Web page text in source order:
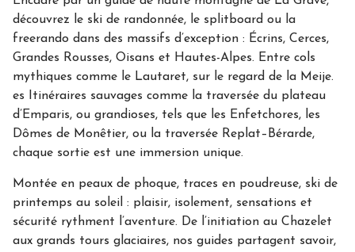
découvrez le ski de randonnée, le splitboard ou la
freerando dans des massifs d’exception : Écrins, Cerces,
Grandes Rousses, Oisans et Hautes-Alpes. Entre cols
mythiques comme le Lautaret, sur le regard de la Meije.
es Itinéraires sauvages comme la traversée du plateau
d’Emparis, ou grandioses, tels que les Enfetchores, les
Dômes de Monêtier, ou la traversée Replat–Bérarde,
chaque sortie est une immersion unique.
Montée en peaux de phoque, traces en poudreuse, ski de
printemps au soleil : plaisir, isolement, sensations et
sécurité rythment l’aventure. De l’initiation au Chazelet
aux grands tours glaciaires, nos guides partagent savoir,